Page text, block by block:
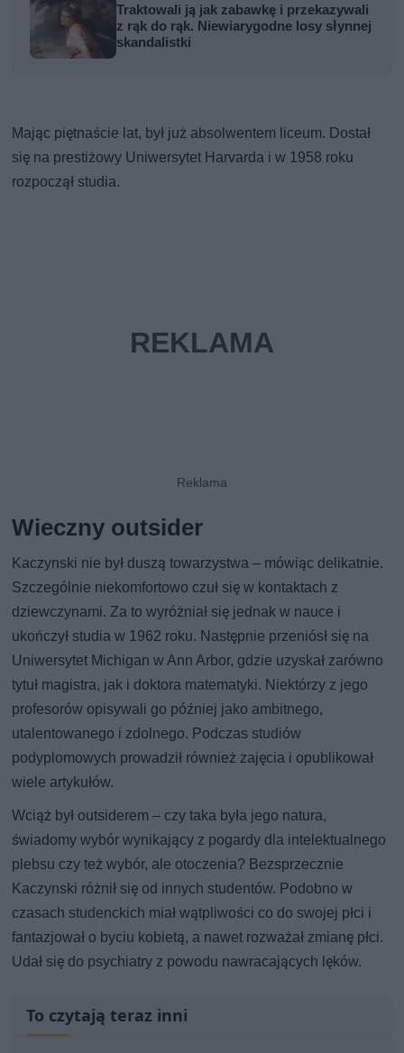
Traktowali ją jak zabawkę i przekazywali
z rąk do rąk. Niewiarygodne losy słynnej
skandalistki
Mając piętnaście lat, był już absolwentem liceum. Dostał
się na prestiżowy Uniwersytet Harvarda i w 1958 roku
rozpoczął studia.
Wieczny outsider
Kaczynski nie był duszą towarzystwa – mówiąc delikatnie.
Szczególnie niekomfortowo czuł się w kontaktach z
dziewczynami. Za to wyróżniał się jednak w nauce i
ukończył studia w 1962 roku. Następnie przeniósł się na
Uniwersytet Michigan w Ann Arbor, gdzie uzyskał zarówno
tytuł magistra, jak i doktora matematyki. Niektórzy z jego
profesorów opisywali go później jako ambitnego,
utalentowanego i zdolnego. Podczas studiów
podyplomowych prowadził również zajęcia i opublikował
wiele artykułów.
Wciąż był outsiderem – czy taka była jego natura,
świadomy wybór wynikający z pogardy dla intelektualnego
plebsu czy też wybór, ale otoczenia? Bezsprzecznie
Kaczynski różnił się od innych studentów. Podobno w
czasach studenckich miał wątpliwości co do swojej płci i
fantazjował o byciu kobietą, a nawet rozważał zmianę płci.
Udał się do psychiatry z powodu nawracających lęków.
To czytają teraz inni